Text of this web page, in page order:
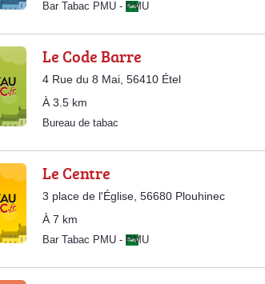
Bar Tabac PMU - PMU
Le Code Barre
4 Rue du 8 Mai, 56410 Étel
À 3.5 km
Bureau de tabac
Le Centre
3 place de l'Église, 56680 Plouhinec
À 7 km
Bar Tabac PMU - PMU